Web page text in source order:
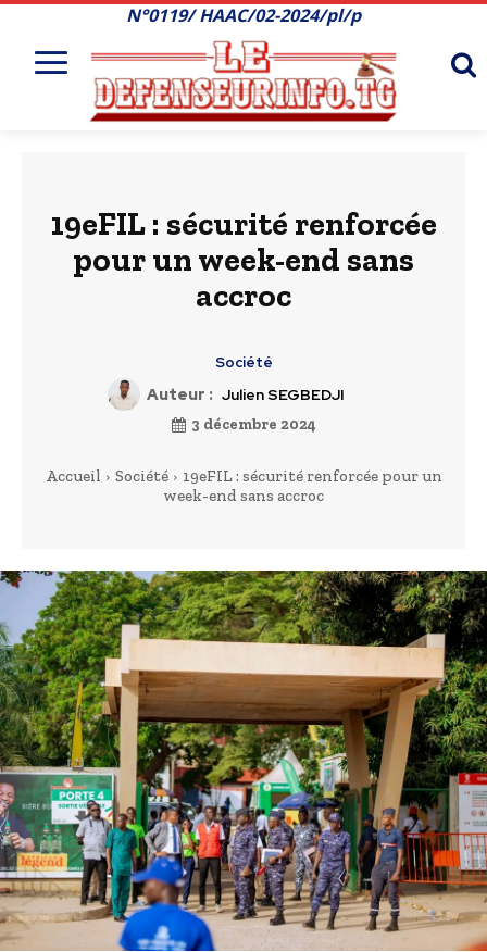
N°0119/ HAAC/02-2024/pl/p
19eFIL : sécurité renforcée
pour un week-end sans
accroc
Société
Auteur : Julien SEGBEDJI
3 décembre 2024
Accueil Société
19eFIL : sécurité renforcée pour un
week-end sans accroc